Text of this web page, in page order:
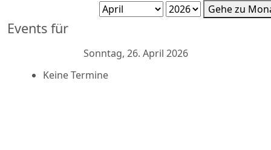
Gehe zu
Events für
Sonntag, 26. April 2026
Keine Termine